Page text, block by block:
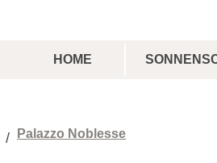
HOME
Palazzo Noblesse